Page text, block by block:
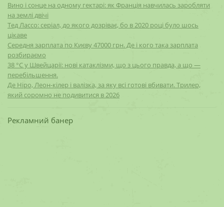
Вино і сонце на одному гектарі: як Франція навчилась заробляти
на землі двічі
Тед Лассо: серіал, до якого дозріває, бо в 2020 році було шось
цікаве
Середня зарплата по Києву 47000 грн. Де і кого така зарплата
розбираємо
38 °C у Швейцарії: нові катаклізми, що з цього правда, а що —
перебільшення.
Де Ніро, Леон-кілер і валізка, за яку всі готові вбивати. Трилер,
який соромно не подивитися в 2026
Рекламний банер